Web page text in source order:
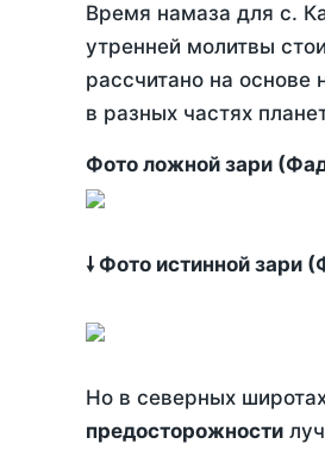
Время намаза для с.
утренней молитвы
рассчитано на основе
в разных частях
Фото ложной зари
🠗 Фото истинной зари
Но в северных
предосторожности